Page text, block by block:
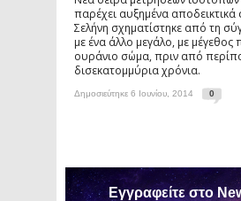
παρέχει αυξημένα αποδεικτικά
Σελήνη σχηματίστηκε από τη
με ένα άλλο μεγάλο, με μέγεθος
ουράνιο σώμα, πριν από
δισεκατομμύρια χρόνια.
Δημοσιεύτηκε 6 Ιουνίου, 2014 0
Εγγραφείτε στο